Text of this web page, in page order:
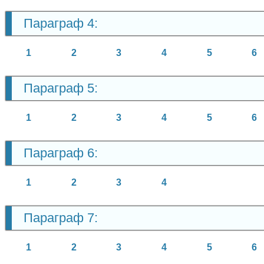
Параграф 4:
1 2 3 4 5 6
Параграф 5:
1 2 3 4 5 6
Параграф 6:
1 2 3 4
Параграф 7:
1 2 3 4 5 6